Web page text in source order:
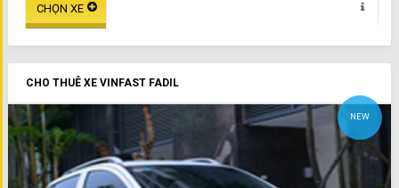
CHO THUÊ XE VINFAST FADIL
NEW